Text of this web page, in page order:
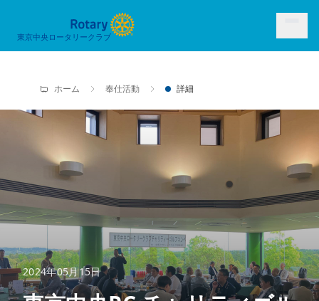
東京中央ロータリークラブ
ホーム 奉仕活動 詳細
2024年05月15日